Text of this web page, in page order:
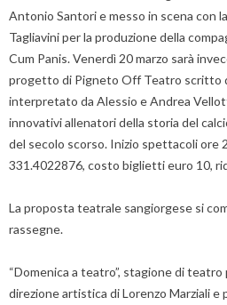
Antonio Santori e messo in scena con
Tagliavini per la produzione della
Cum Panis. Venerdì 20 marzo sarà
progetto di Pigneto Off Teatro scritto
interpretato da Alessio e Andrea
innovativi allenatori della storia del
del secolo scorso. Inizio spettacoli ore
331.4022876, costo biglietti euro 10,
La proposta teatrale sangiorgese si
rassegne.
“Domenica a teatro”, stagione di teatro
direzione artistica di Lorenzo Marziali